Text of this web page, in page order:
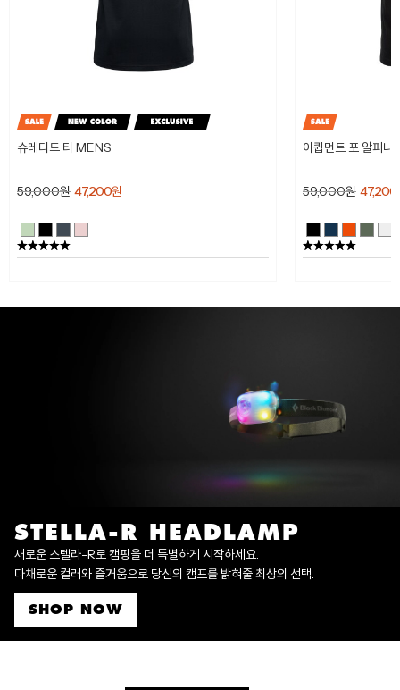
슈레디드 티 MENS
59,000원 47,200원
이큅먼트 포 알피
59,000원 47,200
STELLA-R HEADLAMP
새로운 스텔라-R로 캠핑을 더 특별하게 시작하세요.
다채로운 컬러와 즐거움으로 당신의 캠프를 밝혀줄 최상의 선택.
SHOP NOW